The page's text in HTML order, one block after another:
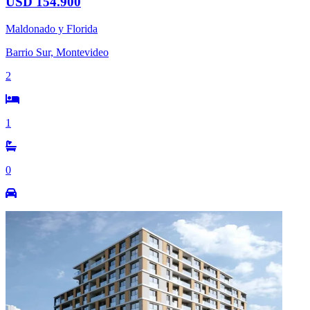
Maldonado y Florida
Barrio Sur, Montevideo
2
1
0